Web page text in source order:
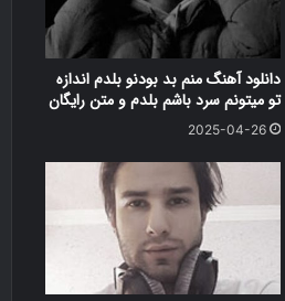
دانلود آهنگ منم بد بودنو بلدم اندازه
تو میتونم سرد باشم بلدم و متن رایگان
2025-04-26